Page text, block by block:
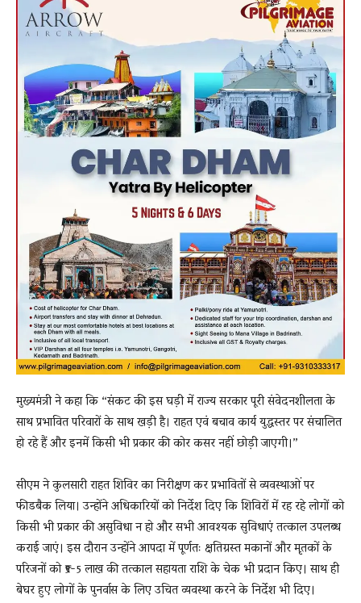
मुख्यमंत्री ने कहा कि “संकट की इस घड़ी में राज्य सरकार पूरी संवेदनशीलता के
साथ प्रभावित परिवारों के साथ खड़ी है। राहत एवं बचाव कार्य युद्धस्तर पर संचालित
हो रहे हैं और इनमें किसी भी प्रकार की कोर कसर नहीं छोड़ी जाएगी।”
सीएम ने कुलसारी राहत शिविर का निरीक्षण कर प्रभावितों से व्यवस्थाओं पर
फीडबैक लिया। उन्होंने अधिकारियों को निर्देश दिए कि शिविरों में रह रहे लोगों को
किसी भी प्रकार की असुविधा न हो और सभी आवश्यक सुविधाएं तत्काल उपलब्ध
कराई जाएं। इस दौरान उन्होंने आपदा में पूर्णतः क्षतिग्रस्त मकानों और मृतकों के
परिजनों को ₹5-5 लाख की तत्काल सहायता राशि के चेक भी प्रदान किए। साथ ही
बेघर हुए लोगों के पुनर्वास के लिए उचित व्यवस्था करने के निर्देश भी दिए।